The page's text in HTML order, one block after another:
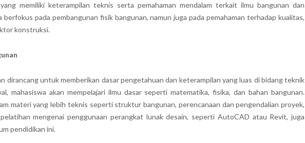
yang memiliki keterampilan teknis serta pemahaman mendalam terkait ilmu bangunan dan
berfokus pada pembangunan fisik bangunan, namun juga pada pemahaman terhadap kualitas,
konstruksi.
dirancang untuk memberikan dasar pengetahuan dan keterampilan yang luas di bidang teknik
mahasiswa akan mempelajari ilmu dasar seperti matematika, fisika, dan bahan bangunan.
materi yang lebih teknis seperti struktur bangunan, perencanaan dan pengendalian proyek,
mengenai penggunaan perangkat lunak desain, seperti AutoCAD atau Revit, juga
pendidikan ini.